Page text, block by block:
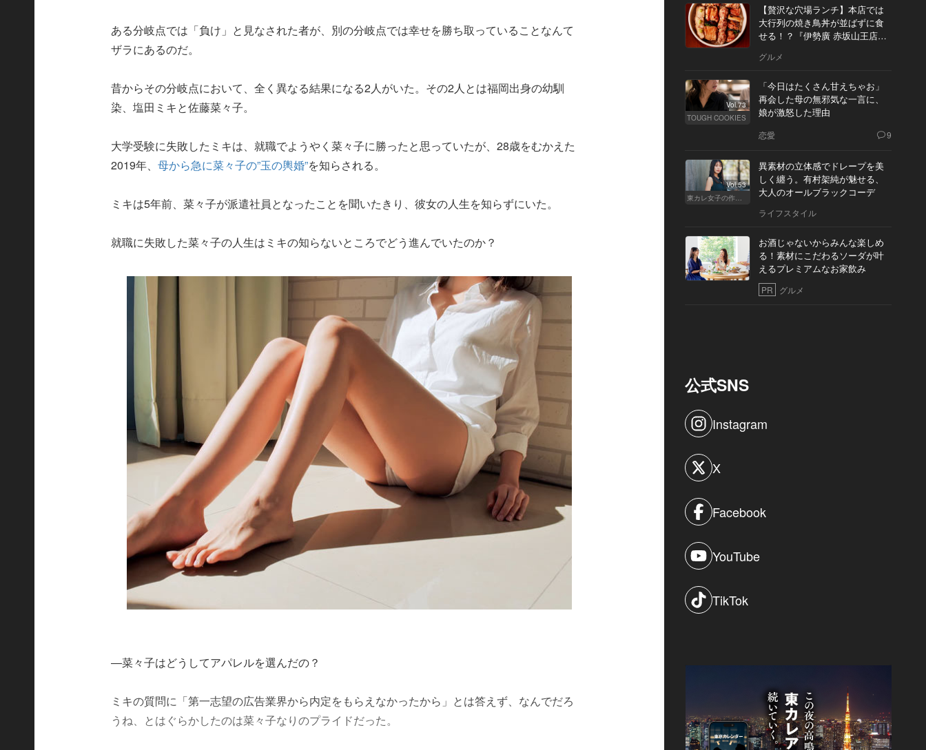
ある分岐点では「負け」と見なされた者が、別の分岐点では幸せを勝ち取っていることなんて
ザラにあるのだ。
昔からその分岐点において、全く異なる結果になる2人がいた。その2人とは福岡出身の幼馴
染、塩田ミキと佐藤菜々子。
大学受験に失敗したミキは、就職でようやく菜々子に勝ったと思っていたが、28歳をむかえた
2019年、母から急に菜々子の”玉の輿婚”を知らされる。
ミキは5年前、菜々子が派遣社員となったことを聞いたきり、彼女の人生を知らずにいた。
就職に失敗した菜々子の人生はミキの知らないところでどう進んでいたのか？
―菜々子はどうしてアパレルを選んだの？
ミキの質問に「第一志望の広告業界から内定をもらえなかったから」とは答えず、なんでだろ
うね、とはぐらかしたのは菜々子なりのプライドだった。
【贅沢な穴場ランチ】本店では
大行列の焼き鳥丼が並ばずに食
せる！？『伊勢廣 赤坂山王店』
グルメ
Vol.73
TOUGH COOKIES
「今日はたくさん甘えちゃお」
再会した母の無邪気な一言に、
娘が激怒した理由
恋愛 9
Vol.53
東カレ女子の作り方
異素材の立体感でドレープを美
しく纏う。有村架純が魅せる、
大人のオールブラックコーデ
ライフスタイル
お酒じゃないからみんな楽しめ
る！素材にこだわるソーダが叶
えるプレミアムなお家飲み
PR グルメ
公式SNS
Instagram
X
Facebook
YouTube
TikTok